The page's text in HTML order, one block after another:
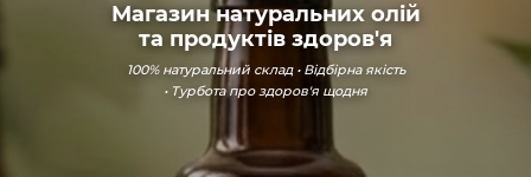
Магазин натуральних олій
та продуктів здоров'я
100% натуральний склад • Відбірна якість
• Турбота про здоров'я щодня